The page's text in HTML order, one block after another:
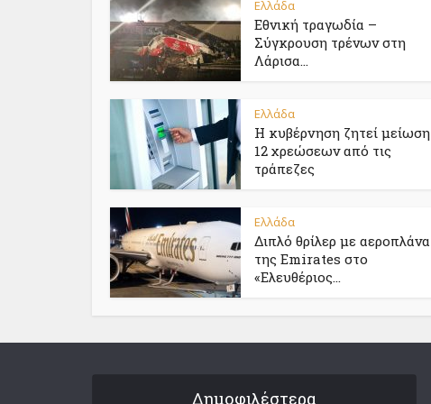
Ελλάδα
Εθνική τραγωδία –
Σύγκρουση τρένων στη
Λάρισα...
Ελλάδα
Η κυβέρνηση ζητεί μείωση
12 χρεώσεων από τις
τράπεζες
Ελλάδα
Διπλό θρίλερ με αεροπλάνα
της Emirates στο
«Ελευθέριος...
Δημοφιλέστερα